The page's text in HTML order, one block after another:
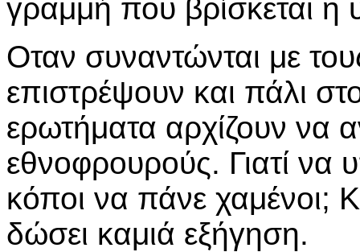
γραμμή που βρίσκεται
Οταν συναντώνται με
επιστρέψουν και πάλι
ερωτήματα αρχίζουν να
εθνοφρουρούς. Γιατί να
κόποι να πάνε χαμένοι;
δώσει καμιά εξήγηση.